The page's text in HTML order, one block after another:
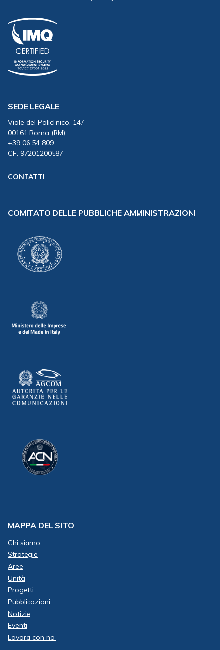
SEDE LEGALE
Viale del Policlinico, 147
00161 Roma (RM)
+39 06 54 809
CF. 97201200587
CONTATTI
COMITATO DELLE PUBBLICHE AMMINISTRAZIONI
MAPPA DEL SITO
Chi siamo
Strategie
Aree
Unità
Progetti
Pubblicazioni
Notizie
Eventi
Lavora con noi